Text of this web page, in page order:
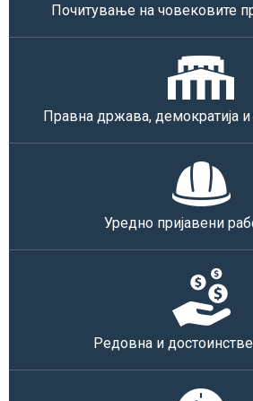
Почитување на човековите
Правна држава, демократија
Уредно пријавени
Редовна и